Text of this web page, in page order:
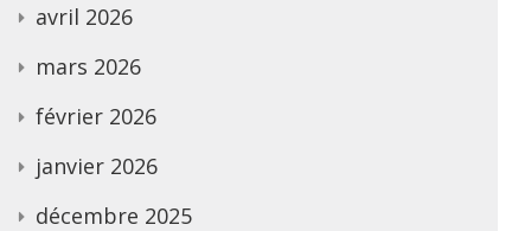
avril 2026
mars 2026
février 2026
janvier 2026
décembre 2025